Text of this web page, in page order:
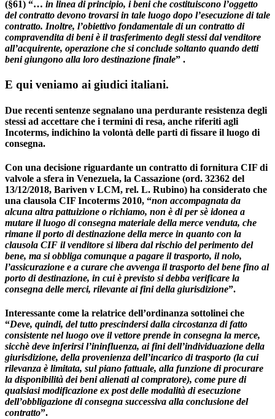
(§61) “… in linea di principio, i beni che costituiscono l’oggetto
del contratto devono trovarsi in tale luogo dopo l’esecuzione di tale
contratto. Inoltre, l’obiettivo fondamentale di un contratto di
compravendita di beni è il trasferimento degli stessi dal venditore
all’acquirente, operazione che siconclude soltanto quando detti
beni giungono alla loro destinazione finale” .
E qui veniamo ai giudici italiani.
Due recenti sentenze segnalano una perdurante resistenza degli
stessi ad accettare che i termini di resa, anche riferiti agli
Incoterms, indichino la volontà delle parti di fissare il luogo di
consegna.
Con una decisione riguardante un contratto di fornitura CIF di
valvole a sfera in Venezuela, la Cassazione (ord. 32362 del
13/12/2018, Bariven v LCM, rel. L. Rubino) ha considerato che
una clausola CIF Incoterms 2010, “non accompagnata da
alcuna altra pattuizione o richiamo, non è di per sè idonea a
mutare il luogo di consegna materiale della merce venduta, che
rimane il porto di destinazione della merce in quanto con la
clausola CIF il venditore si libera dal rischio del perimento del
bene, ma si obbliga comunque a pagare il trasporto, il nolo,
l’assicurazione e a curare che avvenga il trasporto del bene fino al
porto di destinazione, in cui è previsto si debba verificare la
consegna delle merci, rilevante ai fini della giurisdizione”.
Interessante come la relatrice dell’ordinanza sottolinei che
“Deve, quindi, del tutto prescindersi dalla circostanza di fatto
consistente nel luogo ove il vettore prende in consegna la merce,
sicchè deve inferirsi l’ininfluenza, ai fini dell’individuazione della
giurisdizione, della provenienza dell’incarico di trasporto (la cui
rilevanza è limitata, sul piano fattuale, alla funzione di procurare
la disponibilità dei beni alienati al compratore), come pure di
qualsiasi modificazione ex post delle modalità di esecuzione
dell’obbligazione di consegna successiva alla conclusione del
contratto”.